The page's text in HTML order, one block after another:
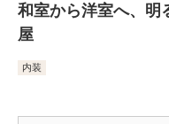
和室から洋室へ、明
屋
内装